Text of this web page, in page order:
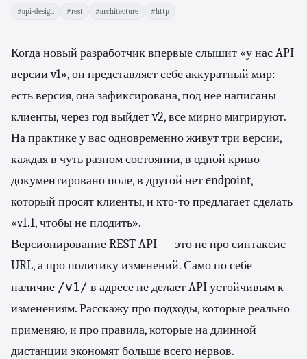
#api-design #rest #architecture #http
Когда новый разработчик впервые слышит «у нас API
версии v1», он представляет себе аккуратный мир:
есть версия, она зафиксирована, под нее написаны
клиенты, через год выйдет v2, все мирно мигрируют.
На практике у вас одновременно живут три версии,
каждая в чуть разном состоянии, в одной криво
документировано поле, в другой нет endpoint,
который просят клиенты, и кто-то предлагает сделать
«v1.1, чтобы не плодить».
Версионирование REST API — это не про синтаксис
URL, а про политику изменений. Само по себе
наличие /v1/ в адресе не делает API устойчивым к
изменениям. Расскажу про подходы, которые реально
применяю, и про правила, которые на длинной
дистанции экономят больше всего нервов.